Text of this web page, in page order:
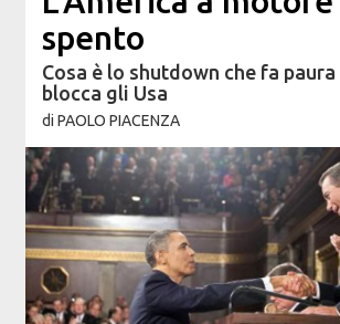
spento
Cosa è lo shutdown che fa
blocca gli Usa
di PAOLO PIACENZA